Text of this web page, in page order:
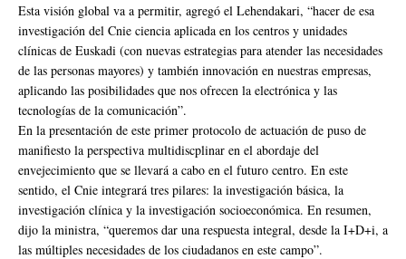
Esta visión global va a permitir, agregó el Lehendakari, “hacer de esa
investigación del Cnie ciencia aplicada en los centros y unidades
clínicas de Euskadi (con nuevas estrategias para atender las necesidades
de las personas mayores) y también innovación en nuestras empresas,
aplicando las posibilidades que nos ofrecen la electrónica y las
tecnologías de la comunicación”.
En la presentación de este primer protocolo de actuación de puso de
manifiesto la perspectiva multidiscplinar en el abordaje del
envejecimiento que se llevará a cabo en el futuro centro. En este
sentido, el Cnie integrará tres pilares: la investigación básica, la
investigación clínica y la investigación socioeconómica. En resumen,
dijo la ministra, “queremos dar una respuesta integral, desde la I+D+i, a
las múltiples necesidades de los ciudadanos en este campo”.